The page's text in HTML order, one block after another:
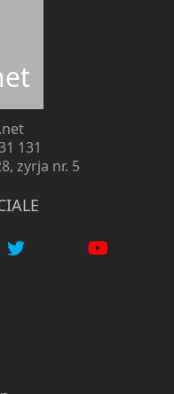
131
zyrja nr. 5